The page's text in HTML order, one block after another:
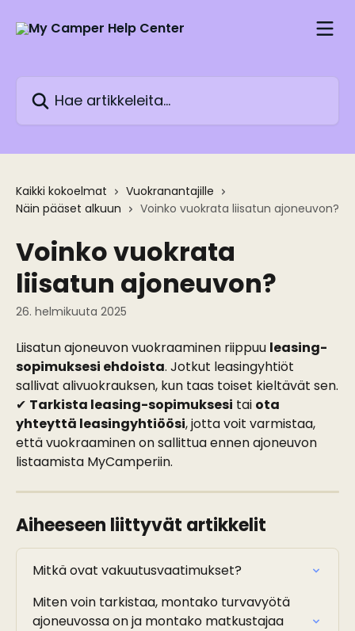
Kaikki kokoelmat
Vuokranantajille
Näin pääset alkuun
Voinko vuokrata liisatun ajoneuvon?
Voinko vuokrata
liisatun ajoneuvon?
26. helmikuuta 2025
Liisatun ajoneuvon vuokraaminen riippuu leasing-
sopimuksesi ehdoista. Jotkut leasingyhtiöt
sallivat alivuokrauksen, kun taas toiset kieltävät sen.
✔ Tarkista leasing-sopimuksesi tai ota
yhteyttä leasingyhtiöösi, jotta voit varmistaa,
että vuokraaminen on sallittua ennen ajoneuvon
listaamista MyCamperiin.
Aiheeseen liittyvät artikkelit
Mitkä ovat vakuutusvaatimukset?
Miten voin tarkistaa, montako turvavyötä
ajoneuvossa on ja montako matkustajaa